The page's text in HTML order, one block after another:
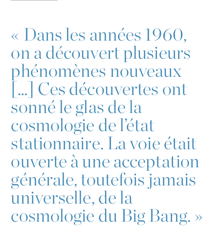
« Dans les années 1960,
on a découvert plusieurs
phénomènes nouveaux
[…] Ces découvertes ont
sonné le glas de la
cosmologie de l’état
stationnaire. La voie était
ouverte à une acceptation
générale, toutefois jamais
universelle, de la
cosmologie du Big Bang. »